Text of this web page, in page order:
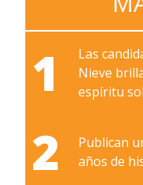
1
Las
Nieve
espíritu
2
Publican
años de